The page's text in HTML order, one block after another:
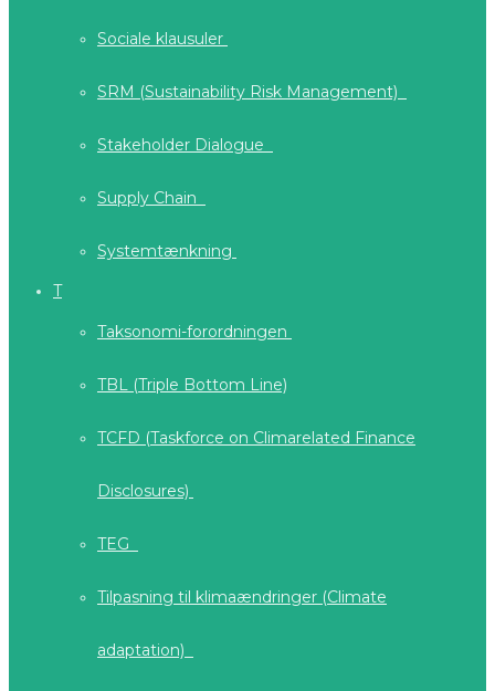
Sociale klausuler
SRM (Sustainability Risk Management)
Stakeholder Dialogue
Supply Chain
Systemtænkning
T
Taksonomi-forordningen
TBL (Triple Bottom Line)
TCFD (Taskforce on Climarelated Finance
Disclosures)
TEG
Tilpasning til klimaændringer (Climate
adaptation)